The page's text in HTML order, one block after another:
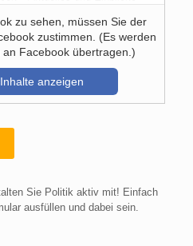
zu sehen, müssen Sie der
zustimmen. (Es werden
Facebook übertragen.)
anzeigen
Sie Politik aktiv mit! Einfach
ausfüllen und dabei sein.